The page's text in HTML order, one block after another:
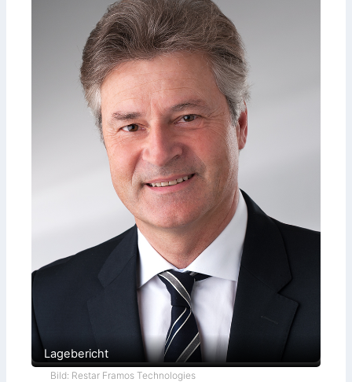
Lagebericht
Bild: Restar Framos Technologies